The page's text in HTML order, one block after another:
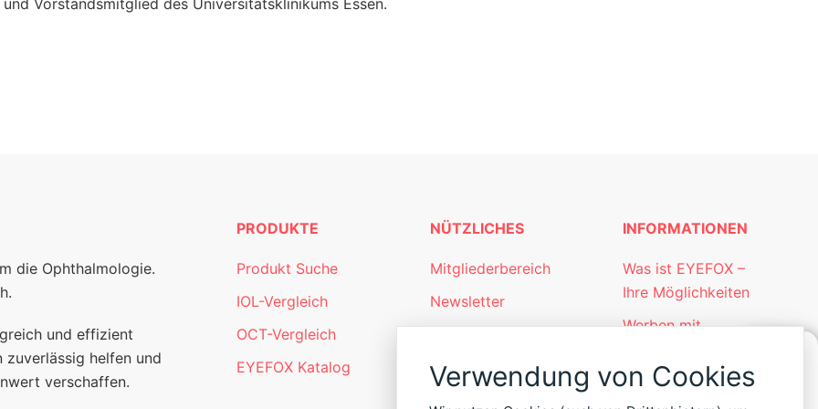
Vorstandsmitglied des Universitätsklinikums Essen.
KONTAKT
die Ophthalmologie.
und effizient
zuverlässig helfen und
verschaffen.
PRODUKTE
Produkt Suche
IOL-Vergleich
OCT-Vergleich
EYEFOX Katalog
NÜTZLICHES
Mitgliederbereich
Newsletter
INFORMATIONEN
Was ist EYEFOX –
Ihre Möglichkeiten
Werben mit
Kontakt
Verwendung von Cookies